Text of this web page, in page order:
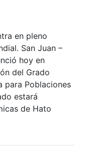
en pleno
San Juan –
hoy en
del Grado
para Poblaciones
estará
de Hato